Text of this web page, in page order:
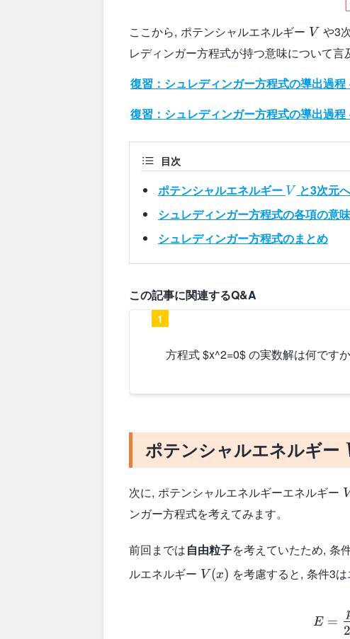
ここから, ポテンシャルエネルギー V
V や3
レディンガー方程式が持つ意味について言
復習：シュレディンガー方程式の導出過程
復習：シュレディンガー方程式の導出過程
目次
ポテンシャルエネルギー V
V と3次元
シュレディンガー方程式の各項の意
シュレディンガー方程式のまとめ
この記事に関連するQ&A
方程式 $x^2=0$ の実数解は何です
1
ポテンシャルエネルギー
次に, ポテンシャルエネルギーエネルギー V
ンガー方程式を考えてみます。
前回までは自由粒子を考えていたため, 条
ルエネルギー V(x)
V (x) を考慮すると, 条件3
E =
2